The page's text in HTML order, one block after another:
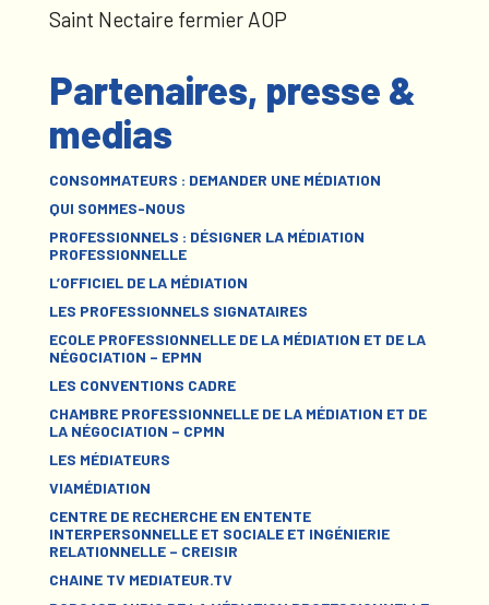
Saint Nectaire fermier AOP
Partenaires, presse &
medias
CONSOMMATEURS : DEMANDER UNE MÉDIATION
QUI SOMMES-NOUS
PROFESSIONNELS : DÉSIGNER LA MÉDIATION
PROFESSIONNELLE
L’OFFICIEL DE LA MÉDIATION
LES PROFESSIONNELS SIGNATAIRES
ECOLE PROFESSIONNELLE DE LA MÉDIATION ET DE LA
NÉGOCIATION – EPMN
LES CONVENTIONS CADRE
CHAMBRE PROFESSIONNELLE DE LA MÉDIATION ET DE
LA NÉGOCIATION – CPMN
LES MÉDIATEURS
VIAMÉDIATION
CENTRE DE RECHERCHE EN ENTENTE
INTERPERSONNELLE ET SOCIALE ET INGÉNIERIE
RELATIONNELLE – CREISIR
CHAINE TV MEDIATEUR.TV